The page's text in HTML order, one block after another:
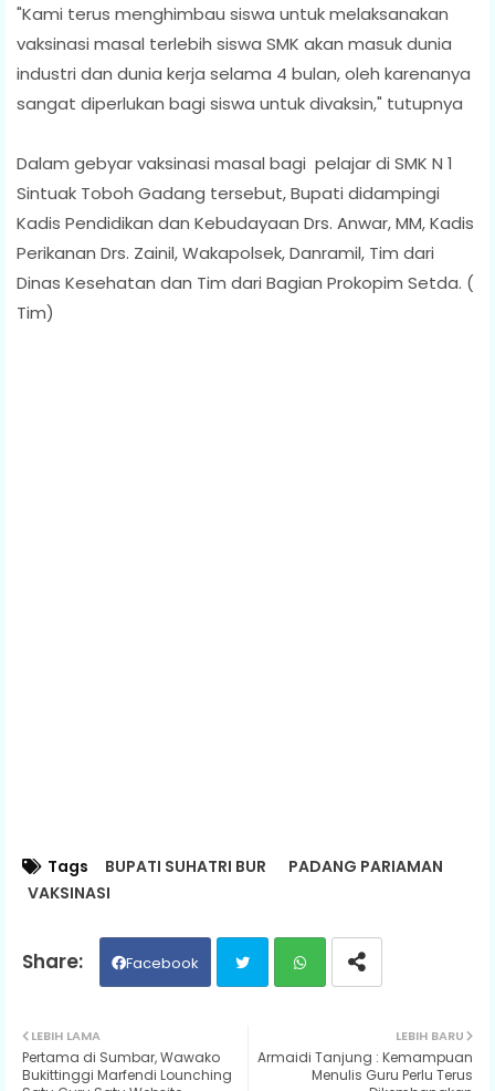
"Kami terus menghimbau siswa untuk melaksanakan
vaksinasi masal terlebih siswa SMK akan masuk dunia
industri dan dunia kerja selama 4 bulan, oleh karenanya
sangat diperlukan bagi siswa untuk divaksin," tutupnya
Dalam gebyar vaksinasi masal bagi pelajar di SMK N 1
Sintuak Toboh Gadang tersebut, Bupati didampingi
Kadis Pendidikan dan Kebudayaan Drs. Anwar, MM, Kadis
Perikanan Drs. Zainil, Wakapolsek, Danramil, Tim dari
Dinas Kesehatan dan Tim dari Bagian Prokopim Setda. (
Tim)
Tags BUPATI SUHATRI BUR
PADANG PARIAMAN
VAKSINASI
Facebook
ats
LEBIH BARU
Armaidi Tanjung : Kemampuan
Menulis Guru Perlu Terus
LEBIH LAMA
Pertama di Sumbar, Wawako
Bukittinggi Marfendi Lounching